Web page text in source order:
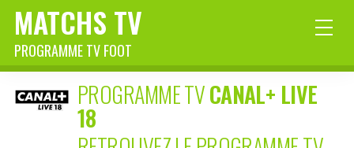
MATCHS TV
PROGRAMME TV FOOT
PROGRAMME TVCANAL+ LIVE
18